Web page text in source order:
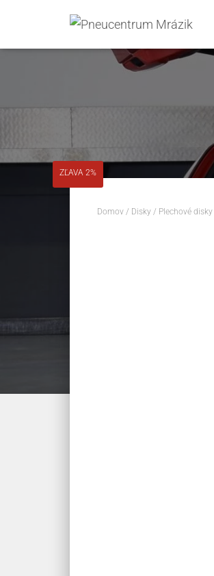
Domov / Disky / Plechové disky
ZĽAVA 2%